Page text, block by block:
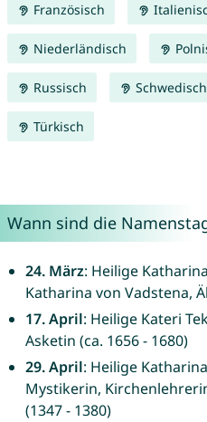
Französisch
Niederländisch
Russisch Schwedisch
Türkisch
Wann sind die
24. März: Heilige
Katharina von Vadstena,
17. April: Heilige Kateri
Asketin (ca. 1656 - 1680)
29. April: Heilige
Mystikerin,
(1347 - 1380)